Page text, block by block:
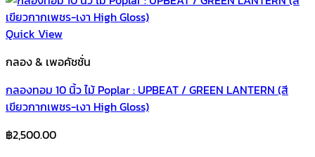
Quick View
กลอง & เพอคัชชั่น
กลองทอม 10 นิ้ว ไม้ Poplar : UPBEAT / GREEN LANTERN (สี
เขียวกากเพชร-เงา High Gloss)
฿2,500.00